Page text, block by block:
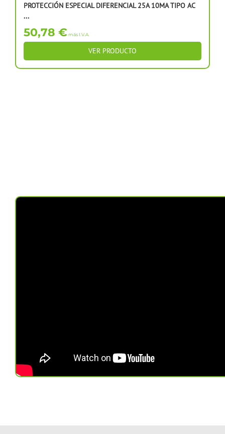
PROTECCIÓN ESPECIAL DIFERENCIAL 25A 10MA TIPO AC
...
50,78 €más I.V.A.
VER PRODUCTO